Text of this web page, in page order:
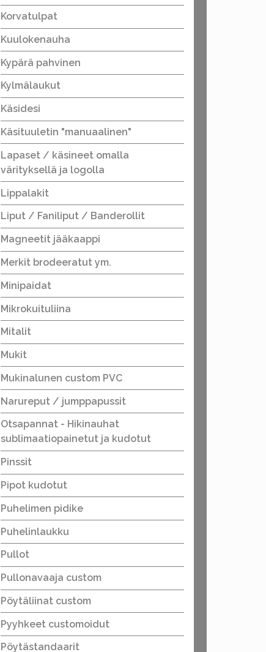
Korvatulpat
Kuulokenauha
Kypärä pahvinen
Kylmälaukut
Käsidesi
Käsituuletin "manuaalinen"
Lapaset / käsineet omalla
värityksellä ja logolla
Lippalakit
Liput / Faniliput / Banderollit
Magneetit jääkaappi
Merkit brodeeratut ym.
Minipaidat
Mikrokuituliina
Mitalit
Mukit
Mukinalunen custom PVC
Narureput / jumppapussit
Otsapannat - Hikinauhat
sublimaatiopainetut ja kudotut
Pinssit
Pipot kudotut
Puhelimen pidike
Puhelinlaukku
Pullot
Pullonavaaja custom
Pöytäliinat custom
Pyyhkeet customoidut
Pöytästandaarit